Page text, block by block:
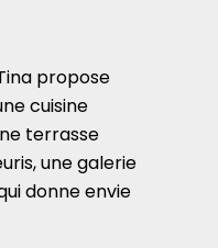
propose
cuisine
terrasse
une galerie
donne envie